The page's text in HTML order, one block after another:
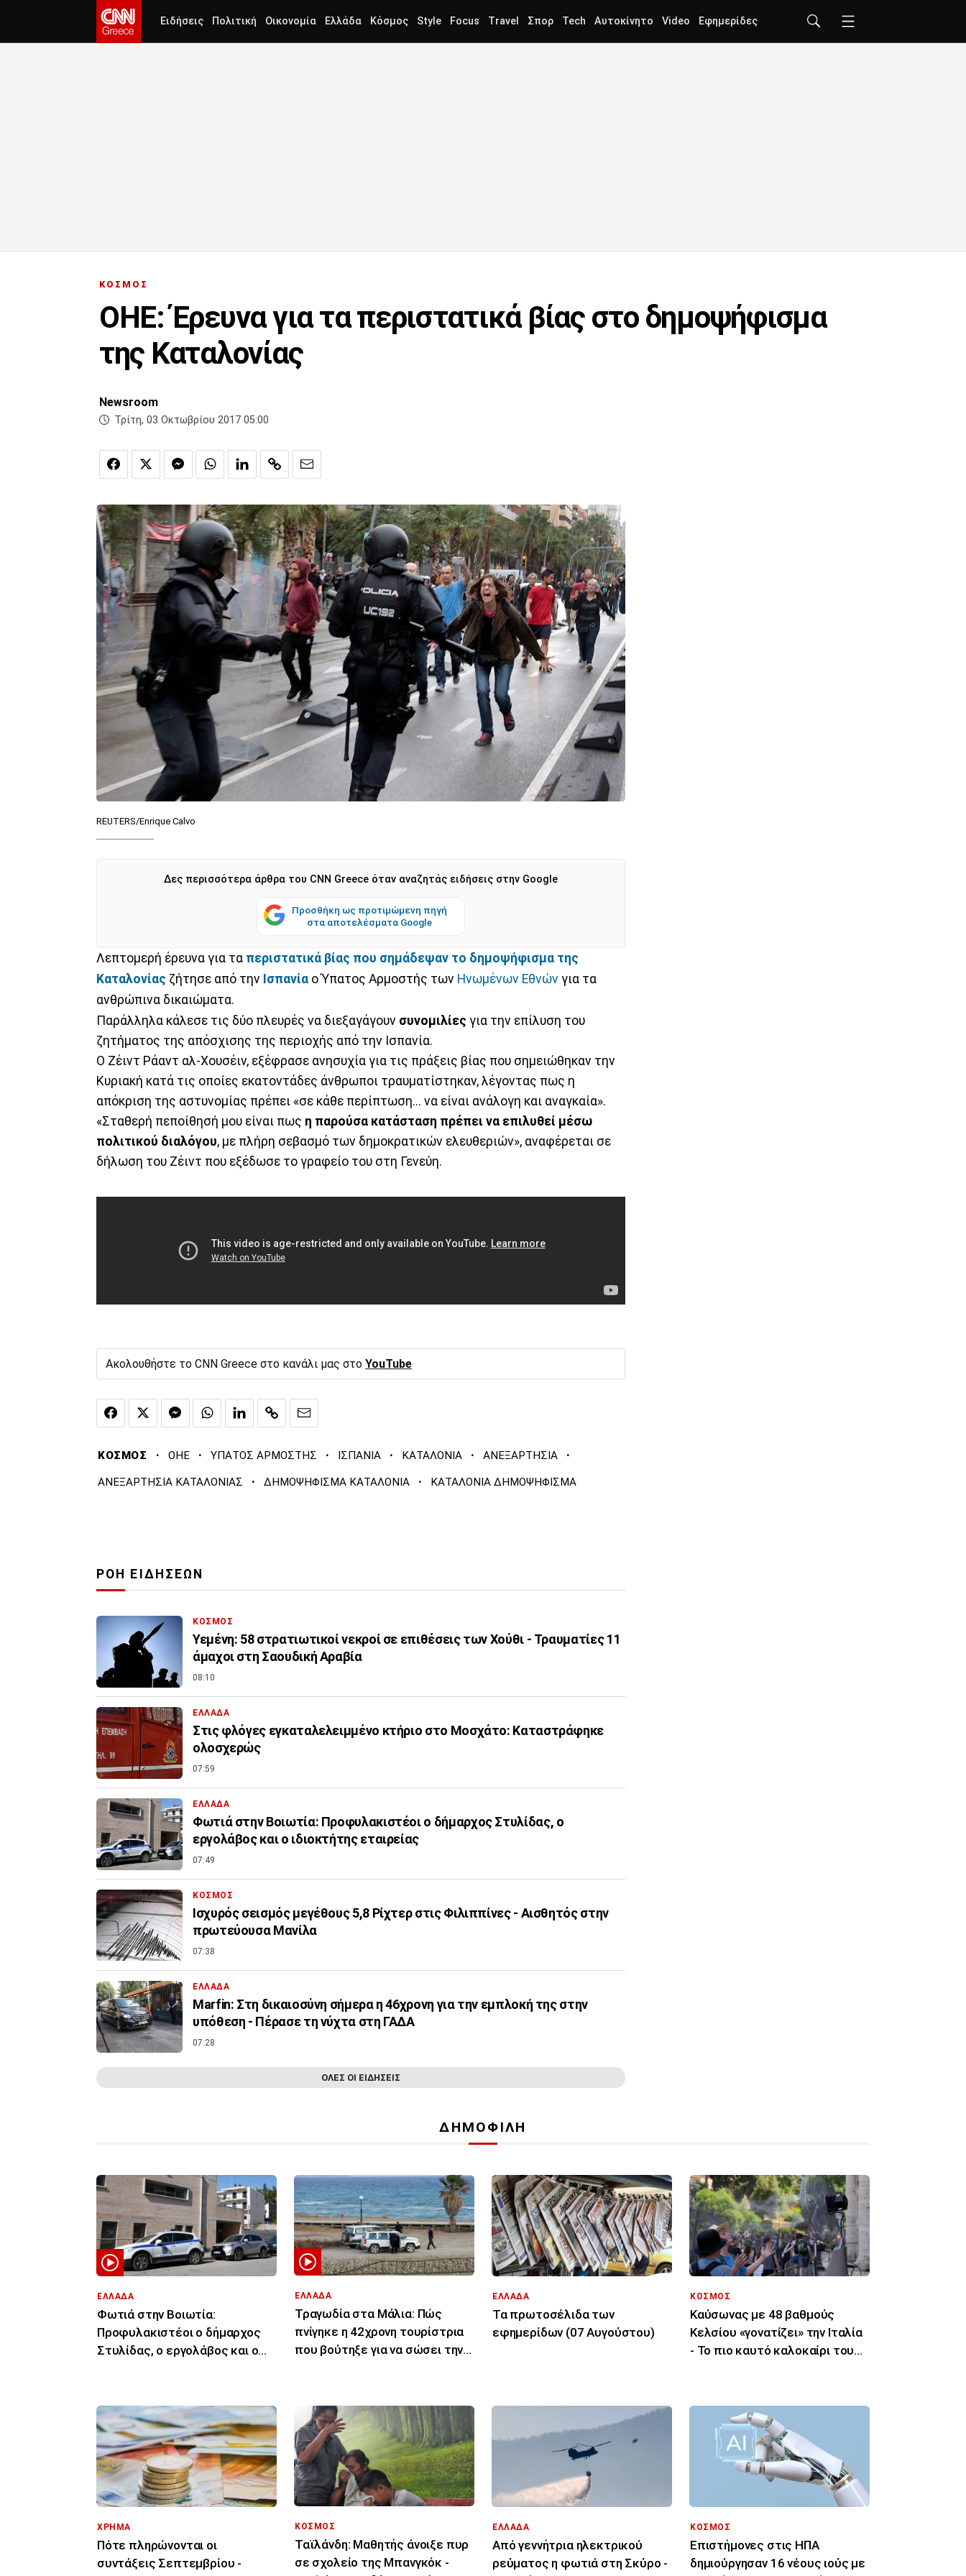
Ειδήσεις Πολιτική Οικονομία Ελλάδα Κόσμος Style Focus Travel Σπορ Tech Αυτοκίνητο Video Εφημερίδες
ΚΟΣΜΟΣ
ΟΗΕ: Έρευνα για τα περιστατικά βίας στο δημοψήφισμα
της Καταλονίας
Newsroom
Τρίτη, 03 Οκτωβρίου 2017 05:00
REUTERS/Enrique Calvo
Δες περισσότερα άρθρα του CNN Greece όταν αναζητάς ειδήσεις στην Google
Προσθήκη ως προτιμώμενη πηγή
στα αποτελέσματα Google
Λεπτομερή έρευνα για τα περιστατικά βίας που σημάδεψαν το δημοψήφισμα της
Καταλονίας ζήτησε από την Ισπανία ο Ύπατος Αρμοστής των Ηνωμένων Εθνών για τα
ανθρώπινα δικαιώματα.
Παράλληλα κάλεσε τις δύο πλευρές να διεξαγάγουν συνομιλίες για την επίλυση του
ζητήματος της απόσχισης της περιοχής από την Ισπανία.
Ο Ζέιντ Ράαντ αλ-Χουσέιν, εξέφρασε ανησυχία για τις πράξεις βίας που σημειώθηκαν την
Κυριακή κατά τις οποίες εκατοντάδες άνθρωποι τραυματίστηκαν, λέγοντας πως η
απόκριση της αστυνομίας πρέπει «σε κάθε περίπτωση... να είναι ανάλογη και αναγκαία».
«Σταθερή πεποίθησή μου είναι πως η παρούσα κατάσταση πρέπει να επιλυθεί μέσω
πολιτικού διαλόγου, με πλήρη σεβασμό των δημοκρατικών ελευθεριών», αναφέρεται σε
δήλωση του Ζέιντ που εξέδωσε το γραφείο του στη Γενεύη.
Ακολουθήστε το CNN Greece στο κανάλι μας στο YouTube
ΚΟΣΜΟΣ · ΟΗΕ · ΥΠΑΤΟΣ ΑΡΜΟΣΤΗΣ · ΙΣΠΑΝΙΑ · ΚΑΤΑΛΟΝΙΑ · ΑΝΕΞΑΡΤΗΣΙΑ ·
ΑΝΕΞΑΡΤΗΣΙΑ ΚΑΤΑΛΟΝΙΑΣ · ΔΗΜΟΨΗΦΙΣΜΑ ΚΑΤΑΛΟΝΙΑ · ΚΑΤΑΛΟΝΙΑ ΔΗΜΟΨΗΦΙΣΜΑ
ΡΟΗ ΕΙΔΗΣΕΩΝ
ΚΟΣΜΟΣ
Υεμένη: 58 στρατιωτικοί νεκροί σε επιθέσεις των Χούθι - Τραυματίες 11
άμαχοι στη Σαουδική Αραβία
08:10
ΕΛΛΑΔΑ
Στις φλόγες εγκαταλελειμμένο κτήριο στο Μοσχάτο: Καταστράφηκε
ολοσχερώς
07:59
ΕΛΛΑΔΑ
Φωτιά στην Βοιωτία: Προφυλακιστέοι ο δήμαρχος Στυλίδας, ο
εργολάβος και ο ιδιοκτήτης εταιρείας
07:49
ΚΟΣΜΟΣ
Ισχυρός σεισμός μεγέθους 5,8 Ρίχτερ στις Φιλιππίνες - Αισθητός στην
πρωτεύουσα Μανίλα
07:38
ΕΛΛΑΔΑ
Marfin: Στη δικαιοσύνη σήμερα η 46χρονη για την εμπλοκή της στην
υπόθεση - Πέρασε τη νύχτα στη ΓΑΔΑ
07:28
ΟΛΕΣ ΟΙ ΕΙΔΗΣΕΙΣ
ΔΗΜΟΦΙΛΗ
ΕΛΛΑΔΑ
Φωτιά στην Βοιωτία:
Προφυλακιστέοι ο δήμαρχος
Στυλίδας, ο εργολάβος και ο
ΕΛΛΑΔΑ
Τραγωδία στα Μάλια: Πώς
πνίγηκε η 42χρονη τουρίστρια
που βούτηξε για να σώσει την
ΕΛΛΑΔΑ
Τα πρωτοσέλιδα των
εφημερίδων (07 Αυγούστου)
ΚΟΣΜΟΣ
Καύσωνας με 48 βαθμούς
Κελσίου «γονατίζει» την Ιταλία
- Το πιο καυτό καλοκαίρι του
ΧΡΗΜΑ
Πότε πληρώνονται οι
συντάξεις Σεπτεμβρίου -
ΚΟΣΜΟΣ
Ταϊλάνδη: Μαθητής άνοιξε πυρ
σε σχολείο της Μπανγκόκ -
ΕΛΛΑΔΑ
Από γεννήτρια ηλεκτρικού
ρεύματος η φωτιά στη Σκύρο -
ΚΟΣΜΟΣ
Επιστήμονες στις ΗΠΑ
δημιούργησαν 16 νέους ιούς με